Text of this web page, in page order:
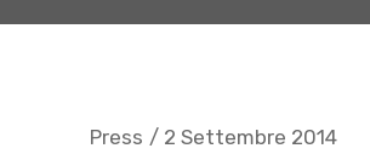
Press 2 Settembre 2014